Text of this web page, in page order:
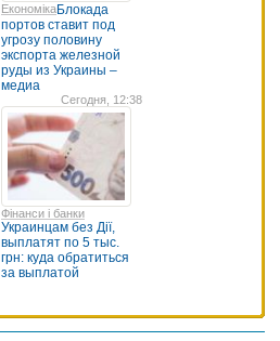
ЕкономікаБлокада
портов ставит под
угрозу половину
экспорта железной
руды из Украины –
медиа
Сегодня, 12:38
Фінанси і банки
Украинцам без Дії,
выплатят по 5 тыс.
грн: куда обратиться
за выплатой